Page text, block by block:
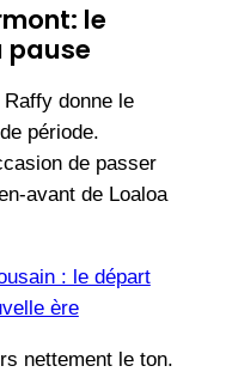
le
pause
donne le
période.
de passer
avant de Loaloa
: le départ
ère
nettement le ton.